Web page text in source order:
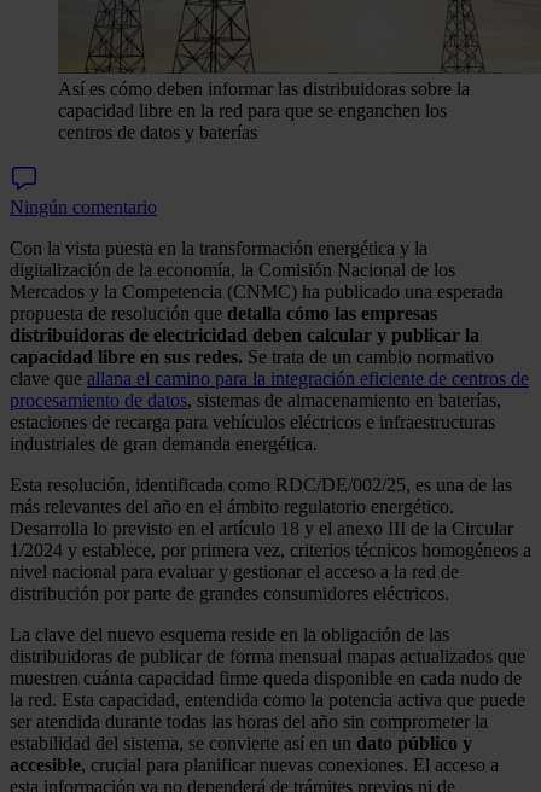
Así es cómo deben informar las distribuidoras sobre la
capacidad libre en la red para que se enganchen los
centros de datos y baterías
Ningún comentario
Con la vista puesta en la transformación energética y la
digitalización de la economía, la Comisión Nacional de los
Mercados y la Competencia (CNMC) ha publicado una esperada
propuesta de resolución que detalla cómo las empresas
distribuidoras de electricidad deben calcular y publicar la
capacidad libre en sus redes. Se trata de un cambio normativo
clave que allana el camino para la integración eficiente de centros de
procesamiento de datos, sistemas de almacenamiento en baterías,
estaciones de recarga para vehículos eléctricos e infraestructuras
industriales de gran demanda energética.
Esta resolución, identificada como RDC/DE/002/25, es una de las
más relevantes del año en el ámbito regulatorio energético.
Desarrolla lo previsto en el artículo 18 y el anexo III de la Circular
1/2024 y establece, por primera vez, criterios técnicos homogéneos a
nivel nacional para evaluar y gestionar el acceso a la red de
distribución por parte de grandes consumidores eléctricos.
La clave del nuevo esquema reside en la obligación de las
distribuidoras de publicar de forma mensual mapas actualizados que
muestren cuánta capacidad firme queda disponible en cada nudo de
la red. Esta capacidad, entendida como la potencia activa que puede
ser atendida durante todas las horas del año sin comprometer la
estabilidad del sistema, se convierte así en un dato público y
accesible, crucial para planificar nuevas conexiones. El acceso a
esta información ya no dependerá de trámites previos ni de